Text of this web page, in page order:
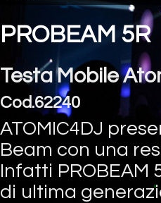
PROBEAM 5R
Testa Mobile
Cod.62240
ATOMIC4DJ
Beam con una
Infatti
di ultima